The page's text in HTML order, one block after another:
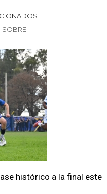
SOBRE
histórico a la final este